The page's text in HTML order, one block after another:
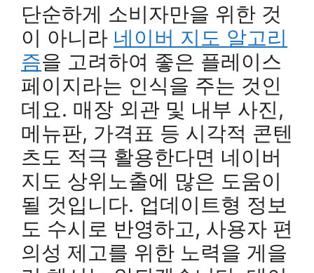
단순하게 소비자만을 위한 것
이 아니라 네이버 지도 알고리
즘을 고려하여 좋은 플레이스
페이지라는 인식을 주는 것인
데요. 매장 외관 및 내부 사진,
메뉴판, 가격표 등 시각적 콘텐
츠도 적극 활용한다면 네이버
지도 상위노출에 많은 도움이
될 것입니다. 업데이트형 정보
도 수시로 반영하고, 사용자 편
의성 제고를 위한 노력을 게을